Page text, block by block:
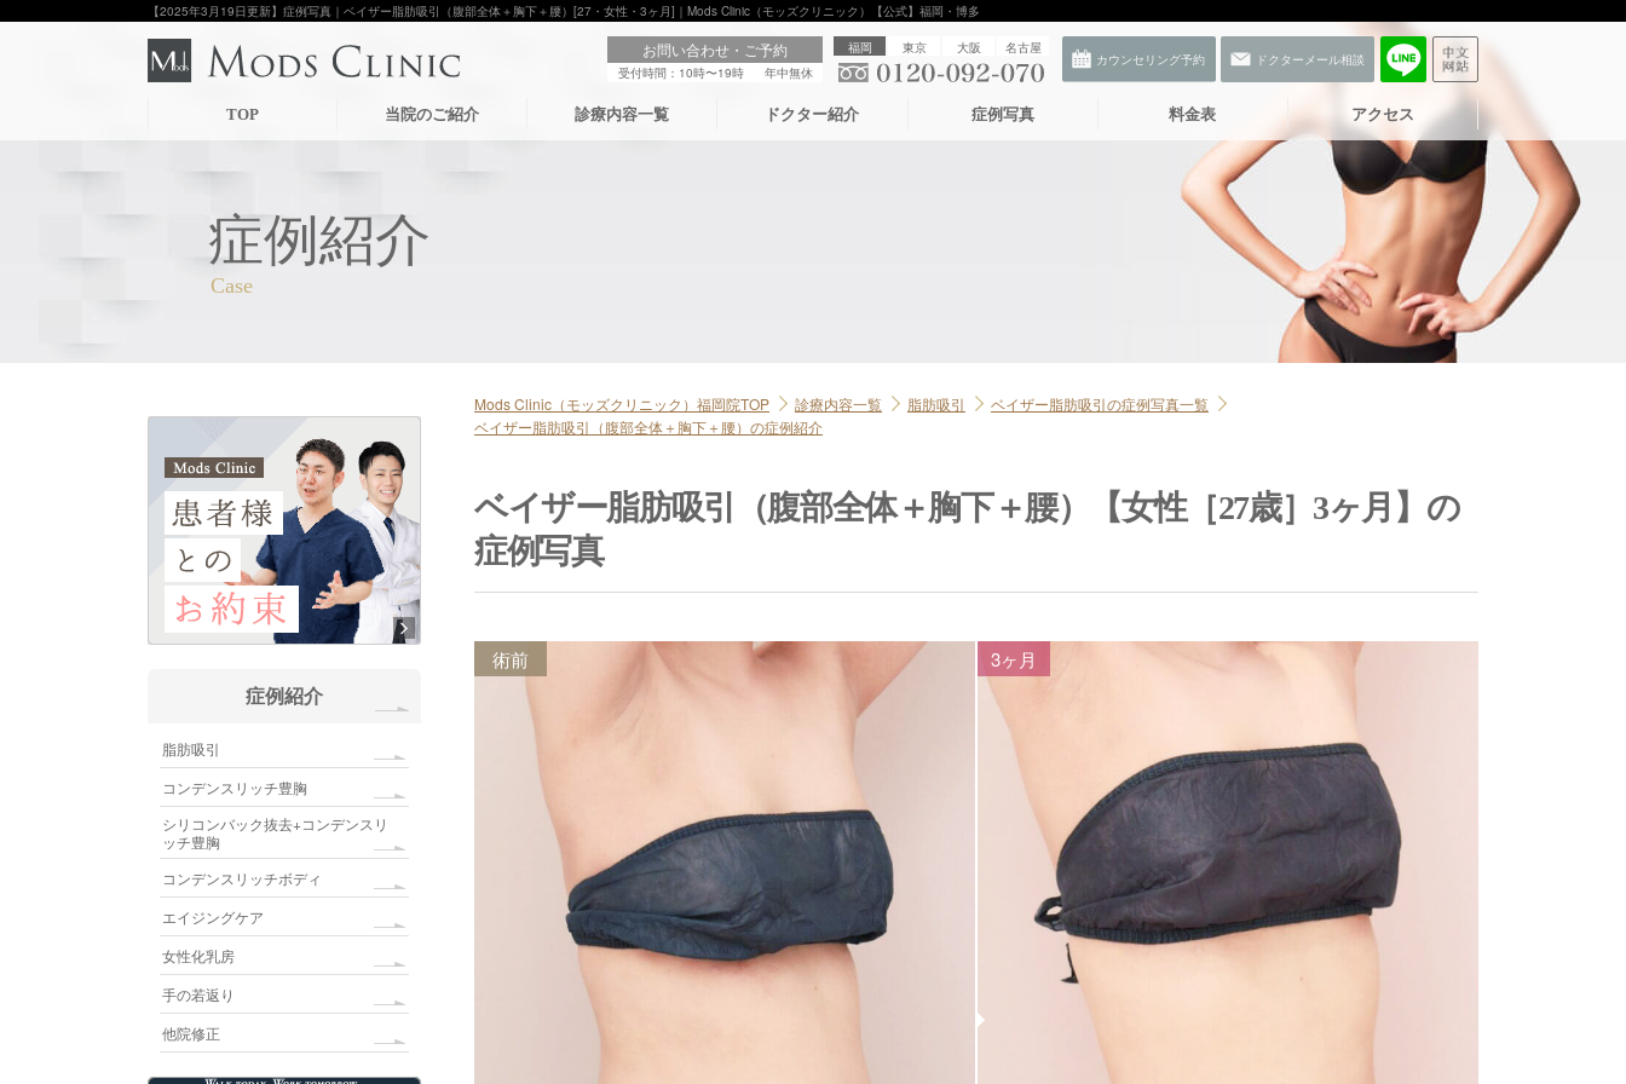
【2025年3月19日更新】症例写真｜ベイザー脂肪吸引（腹部全体＋胸下＋腰）[27・女性・3ヶ月]｜Mods Clinic（モッズクリニック）【公式】福岡・博多
お問い合わせ・ご予約
受付時間：10時〜19時 年中無休
福岡 東京 大阪 名古屋
TOP 当院のご紹介 診療内容一覧 ドクター紹介 症例写真 料金表 アクセス
症例紹介
Mods Clinic（モッズクリニック）福岡院TOP 診療内容一覧 脂肪吸引
ベイザー脂肪吸引の症例写真一覧
ベイザー脂肪吸引（腹部全体＋胸下＋腰）の症例紹介
ベイザー脂肪吸引（腹部全体＋胸下＋腰）【女性［27歳］3ヶ月】の
症例写真
術前 3ヶ月
症例紹介
脂肪吸引
コンデンスリッチ豊胸
シリコンバック抜去+コンデンスリ
ッチ豊胸
コンデンスリッチボディ
エイジングケア
女性化乳房
手の若返り
他院修正